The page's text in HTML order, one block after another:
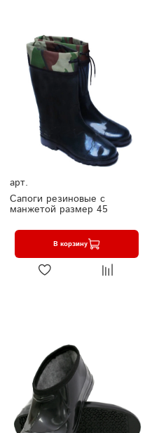
арт.
Сапоги резиновые с
манжетой размер 45
В корзину